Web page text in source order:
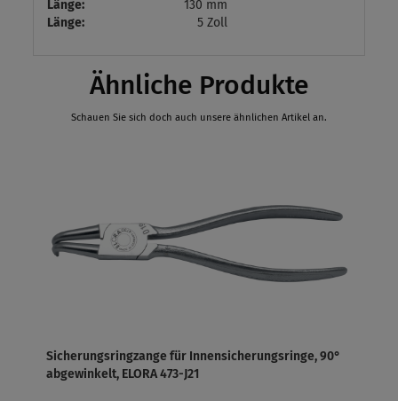
Länge:
130 mm
Länge:
5 Zoll
Ähnliche Produkte
Schauen Sie sich doch auch unsere ähnlichen Artikel an.
Sicherungsringzange für Innensicherungsringe, 90°
abgewinkelt, ELORA 473-J21